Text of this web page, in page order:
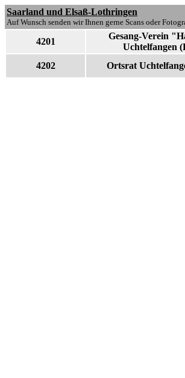
Saarland und Elsaß-Lothringen
Auf Wunsch senden wir Ihnen gerne Scans oder
4201
Gesang-Verein
Uchtelfangen
4202 Ortsrat